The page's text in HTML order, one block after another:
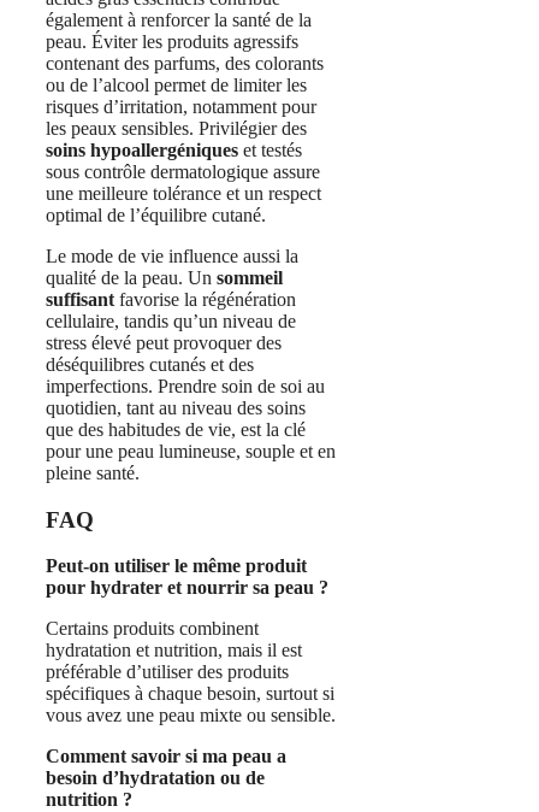
également à renforcer la santé de la
peau. Éviter les produits agressifs
contenant des parfums, des colorants
ou de l’alcool permet de limiter les
risques d’irritation, notamment pour
les peaux sensibles. Privilégier des
soins hypoallergéniques et testés
sous contrôle dermatologique assure
une meilleure tolérance et un respect
optimal de l’équilibre cutané.
Le mode de vie influence aussi la
qualité de la peau. Un sommeil
suffisant favorise la régénération
cellulaire, tandis qu’un niveau de
stress élevé peut provoquer des
déséquilibres cutanés et des
imperfections. Prendre soin de soi au
quotidien, tant au niveau des soins
que des habitudes de vie, est la clé
pour une peau lumineuse, souple et en
pleine santé.
FAQ
Peut-on utiliser le même produit
pour hydrater et nourrir sa peau ?
Certains produits combinent
hydratation et nutrition, mais il est
préférable d’utiliser des produits
spécifiques à chaque besoin, surtout si
vous avez une peau mixte ou sensible.
Comment savoir si ma peau a
besoin d’hydratation ou de
nutrition ?